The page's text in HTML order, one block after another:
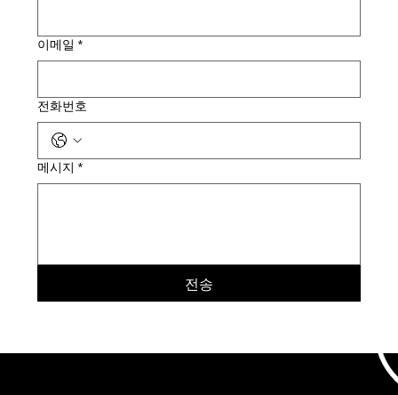
이메일 *
전화번호
메시지 *
전송